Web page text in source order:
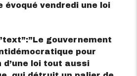
évoqué vendredi une loi
gouvernement
pour
d’une loi tout aussi